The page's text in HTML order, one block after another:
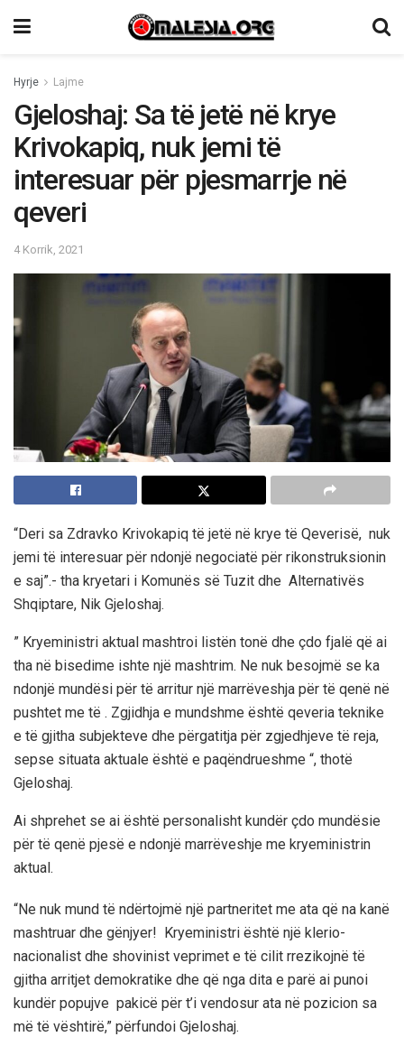
Hyrje Lajme
Gjeloshaj: Sa të jetë në krye
Krivokapiq, nuk jemi të
interesuar për pjesmarrje në
qeveri
4 Korrik, 2021
“Deri sa Zdravko Krivokapiq të jetë në krye të Qeverisë, nuk
jemi të interesuar për ndonjë negociatë për rikonstruksionin
e saj”.- tha kryetari i Komunës së Tuzit dhe Alternativës
Shqiptare, Nik Gjeloshaj.
” Kryeministri aktual mashtroi listën tonë dhe çdo fjalë që ai
tha në bisedime ishte një mashtrim. Ne nuk besojmë se ka
ndonjë mundësi për të arritur një marrëveshja për të qenë në
pushtet me të . Zgjidhja e mundshme është qeveria teknike
e të gjitha subjekteve dhe përgatitja për zgjedhjeve të reja,
sepse situata aktuale është e paqëndrueshme “, thotë
Gjeloshaj.
Ai shprehet se ai është personalisht kundër çdo mundësie
për të qenë pjesë e ndonjë marrëveshje me kryeministrin
aktual.
“Ne nuk mund të ndërtojmë një partneritet me ata që na kanë
mashtruar dhe gënjyer! Kryeministri është një klerio-
nacionalist dhe shovinist veprimet e të cilit rrezikojnë të
gjitha arritjet demokratike dhe që nga dita e parë ai punoi
kundër popujve pakicë për t’i vendosur ata në pozicion sa
më të vështirë,” përfundoi Gjeloshaj.